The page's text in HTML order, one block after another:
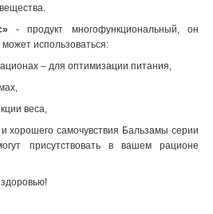
- продукт многофункциональный, он
использоваться:
– для оптимизации питания,
веса,
хорошего самочувствия Бальзамы серии
присутствовать в вашем рационе